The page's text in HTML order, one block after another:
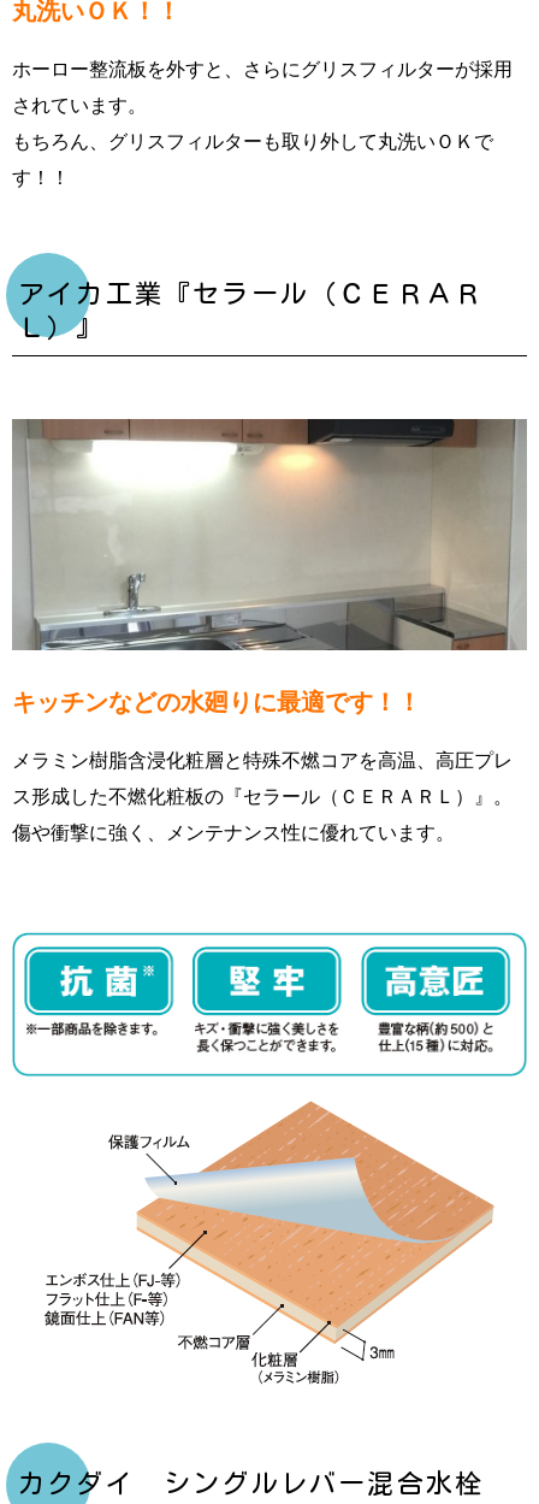
丸洗いＯＫ！！
ホーロー整流板を外すと、さらにグリスフィルターが採用
されています。
もちろん、グリスフィルターも取り外して丸洗いＯＫで
す！！
アイカ工業『セラール（ＣＥＲＡＲ
Ｌ）』
キッチンなどの水廻りに最適です！！
メラミン樹脂含浸化粧層と特殊不燃コアを高温、高圧プレ
ス形成した不燃化粧板の『セラール（ＣＥＲＡＲＬ）』。
傷や衝撃に強く、メンテナンス性に優れています。
カクダイ シングルレバー混合水栓